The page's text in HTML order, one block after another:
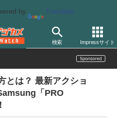
by Translate
検索 Impressサイト
録メディア/カードリーダー
とは？ 最新アクショ
「PRO